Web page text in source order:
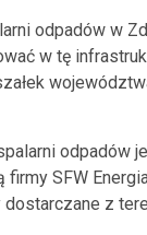
odpadów w
w tę
odpadów
firmy SFW
dostarczane z